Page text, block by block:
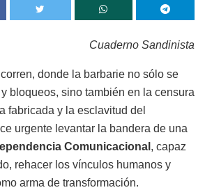
Cuaderno Sandinista
donde la barbarie no sólo se
bloqueos, sino también en la censura
fabricada y la esclavitud del
urgente levantar la bandera de una
Comunicacional , capaz
rehacer los vínculos humanos y
arma de transformación.